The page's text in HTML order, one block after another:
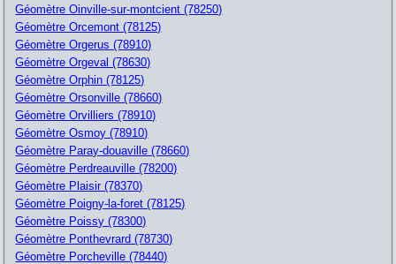
Géomètre Oinville-sur-montcient (78250)
Géomètre Orcemont (78125)
Géomètre Orgerus (78910)
Géomètre Orgeval (78630)
Géomètre Orphin (78125)
Géomètre Orsonville (78660)
Géomètre Orvilliers (78910)
Géomètre Osmoy (78910)
Géomètre Paray-douaville (78660)
Géomètre Perdreauville (78200)
Géomètre Plaisir (78370)
Géomètre Poigny-la-foret (78125)
Géomètre Poissy (78300)
Géomètre Ponthevrard (78730)
Géomètre Porcheville (78440)